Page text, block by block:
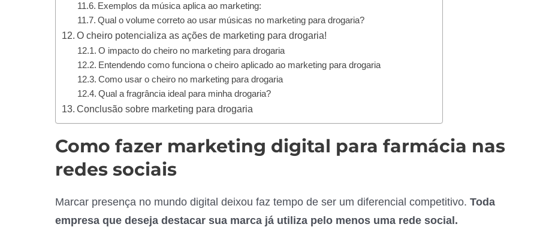
Exemplos da música aplica ao marketing:
Qual o volume correto ao usar músicas no marketing para drogaria?
O cheiro potencializa as ações de marketing para drogaria!
O impacto do cheiro no marketing para drogaria
Entendendo como funciona o cheiro aplicado ao marketing para drogaria
Como usar o cheiro no marketing para drogaria
Qual a fragrância ideal para minha drogaria?
Conclusão sobre marketing para drogaria
Como fazer marketing digital para farmácia nas
redes sociais
Marcar presença no mundo digital deixou faz tempo de ser um diferencial competitivo. Toda
empresa que deseja destacar sua marca já utiliza pelo menos uma rede social.